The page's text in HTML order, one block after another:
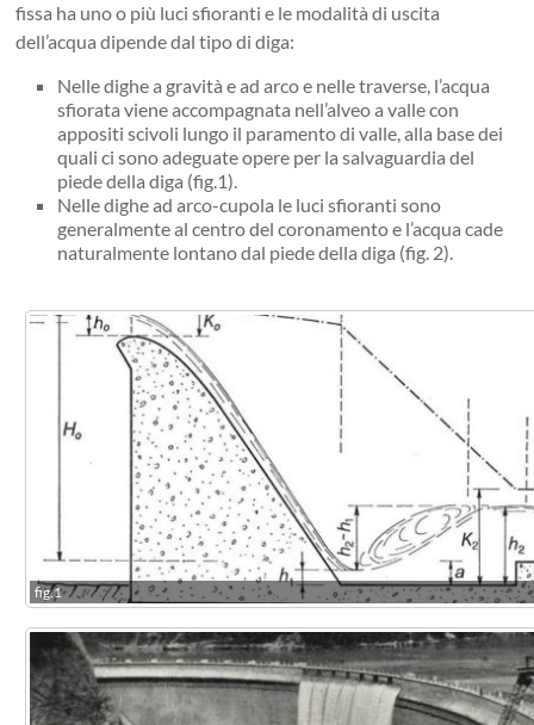
fissa ha uno o più luci sfioranti e le modalità di uscita
dell’acqua dipende dal tipo di diga:
Nelle dighe a gravità e ad arco e nelle traverse, l’acqua
sfiorata viene accompagnata nell’alveo a valle con
appositi scivoli lungo il paramento di valle, alla base dei
quali ci sono adeguate opere per la salvaguardia del
piede della diga (fig.1).
Nelle dighe ad arco-cupola le luci sfioranti sono
generalmente al centro del coronamento e l’acqua cade
naturalmente lontano dal piede della diga (fig. 2).
fig.1